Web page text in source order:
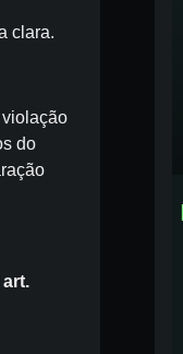
clara.
violação
do